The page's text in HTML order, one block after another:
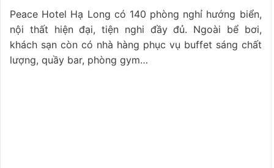
Peace Hotel Hạ Long có 140 phòng nghỉ hướng biển,
nội thất hiện đại, tiện nghi đầy đủ. Ngoài bể bơi,
khách sạn còn có nhà hàng phục vụ buffet sáng chất
lượng, quầy bar, phòng gym…